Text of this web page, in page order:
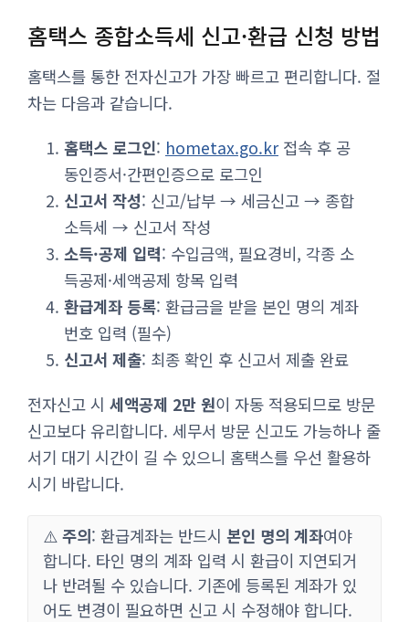
홈택스 종합소득세 신고·환급 신청 방법
홈택스를 통한 전자신고가 가장 빠르고 편리합니다. 절
차는 다음과 같습니다.
홈택스 로그인: hometax.go.kr접속 후 공
동인증서·간편인증으로 로그인
신고서 작성: 신고/납부 → 세금신고 → 종합
소득세 → 신고서 작성
소득·공제 입력: 수입금액, 필요경비, 각종 소
득공제·세액공제 항목 입력
환급계좌 등록: 환급금을 받을 본인 명의 계좌
번호 입력 (필수)
신고서 제출: 최종 확인 후 신고서 제출 완료
전자신고 시 세액공제 2만 원이 자동 적용되므로 방문
신고보다 유리합니다. 세무서 방문 신고도 가능하나 줄
서기 대기 시간이 길 수 있으니 홈택스를 우선 활용하
시기 바랍니다.
⚠️ 주의: 환급계좌는 반드시 본인 명의 계좌여야
합니다. 타인 명의 계좌 입력 시 환급이 지연되거
나 반려될 수 있습니다. 기존에 등록된 계좌가 있
어도 변경이 필요하면 신고 시 수정해야 합니다.